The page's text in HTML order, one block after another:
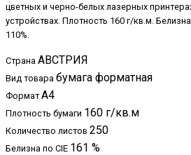
цветных и черно-белых лазерных
устройствах. Плотность 160 г/кв.м.
110%.
Страна АВСТРИЯ
Вид товара бумага форматная
ФорматA4
Плотность бумаги 160 г/кв.м
Количество листов 250
Белизна по CIE 161 %